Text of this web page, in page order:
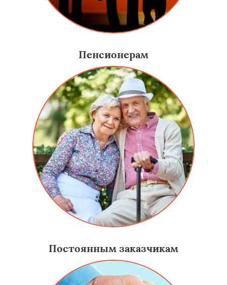
Пенсионерам
Постоянным заказчикам